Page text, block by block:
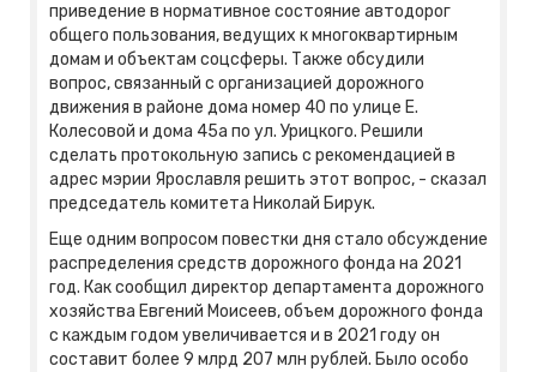
приведение в нормативное состояние автодорог
общего пользования, ведущих к многоквартирным
домам и объектам соцсферы. Также обсудили
вопрос, связанный с организацией дорожного
движения в районе дома номер 40 по улице Е.
Колесовой и дома 45а по ул. Урицкого. Решили
сделать протокольную запись с рекомендацией в
адрес мэрии Ярославля решить этот вопрос, - сказал
председатель комитета Николай Бирук.
Еще одним вопросом повестки дня стало обсуждение
распределения средств дорожного фонда на 2021
год. Как сообщил директор департамента дорожного
хозяйства Евгений Моисеев, объем дорожного фонда
с каждым годом увеличивается и в 2021 году он
составит более 9 млрд 207 млн рублей. Было особо